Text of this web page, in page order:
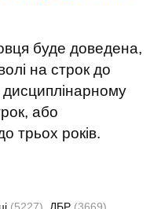
буде доведена,
на строк до
або
трьох років.